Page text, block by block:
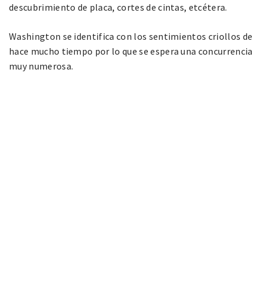
descubrimiento de placa, cortes de cintas, etcétera.
Washington se identifica con los sentimientos criollos de
hace mucho tiempo por lo que se espera una concurrencia
muy numerosa.